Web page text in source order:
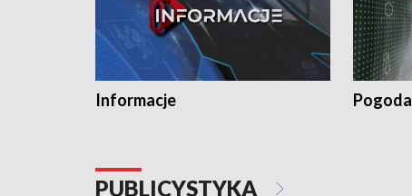
Informacje Pogoda
PUBLICYSTYKA